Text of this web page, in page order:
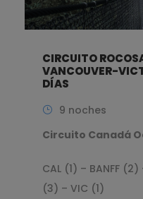
CIRCUITO
VANCOUVER-
DÍAS
9 noches
Circuito Canadá
CAL (1) – BANFF
(3) – VIC (1)